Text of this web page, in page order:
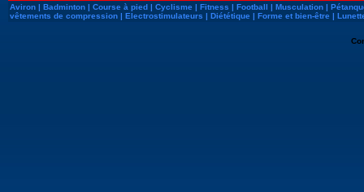
Aviron | Badminton | Course à pied | Cyclisme | Fitness | Football | Musculation |
vêtements de compression | Electrostimulateurs | Diététique | Forme et bien-être |